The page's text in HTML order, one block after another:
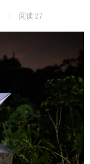
阅读 27